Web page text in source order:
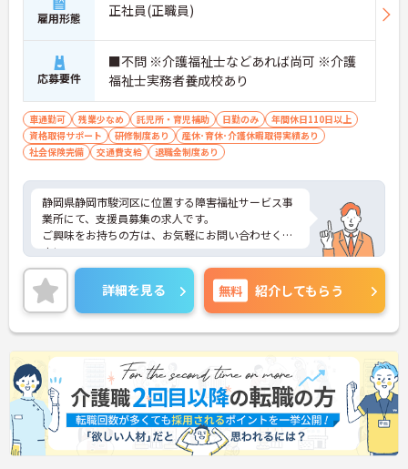
雇用形態 正社員(正職員)
応募要件
■不問 ※介護福祉士などあれば尚可 ※介護
福祉士実務者養成校あり
車通勤可 残業少なめ 託児所・育児補助 日勤のみ
年間休日110日以上
資格取得サポート
研修制度あり
産休･育休･介護休暇取得実績あり
社会保険完備
交通費支給 退職金制度あり
静岡県静岡市駿河区に位置する障害福祉サービス事
業所にて、支援員募集の求人です。
ご興味をお持ちの方は、お気軽にお問い合わせくだ
さい。
詳細を見る 無料 紹介してもらう